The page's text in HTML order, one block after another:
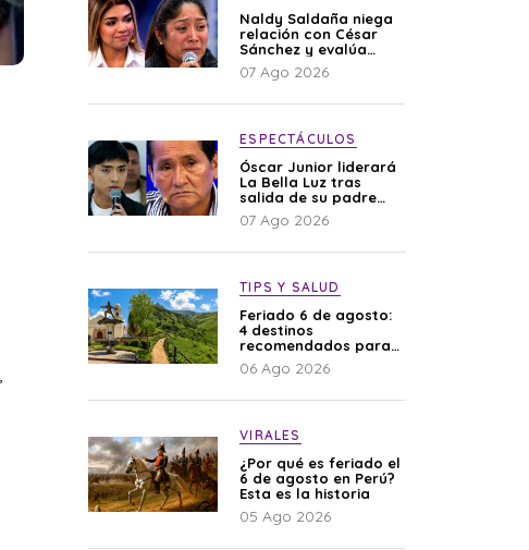
Naldy Saldaña niega
relación con César
Sánchez y evalúa
denunciar a su
esposa: “Es una
07 Ago 2026
ESPECTÁCULOS
Óscar Junior liderará
La Bella Luz tras
salida de su padre
por polémica con
Naldy Saldaña
07 Ago 2026
TIPS Y SALUD
Feriado 6 de agosto:
4 destinos
recomendados para
disfrutar el descanso
06 Ago 2026
VIRALES
¿Por qué es feriado el
6 de agosto en Perú?
Esta es la historia
05 Ago 2026